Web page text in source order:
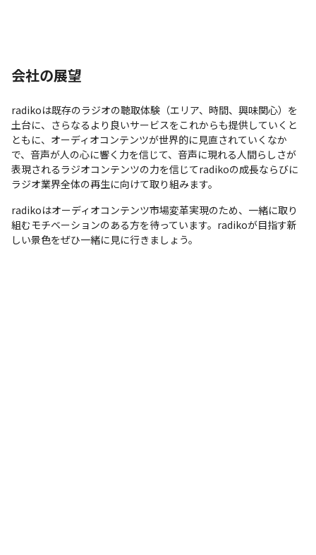
会社の展望
radikoは既存のラジオの聴取体験（エリア、時間、興味関心）を
土台に、さらなるより良いサービスをこれからも提供していくと
ともに、オーディオコンテンツが世界的に見直されていくなか
で、音声が人の心に響く力を信じて、音声に現れる人間らしさが
表現されるラジオコンテンツの力を信じてradikoの成長ならびに
ラジオ業界全体の再生に向けて取り組みます。
radikoはオーディオコンテンツ市場変革実現のため、一緒に取り
組むモチベーションのある方を待っています。radikoが目指す新
しい景色をぜひ一緒に見に行きましょう。